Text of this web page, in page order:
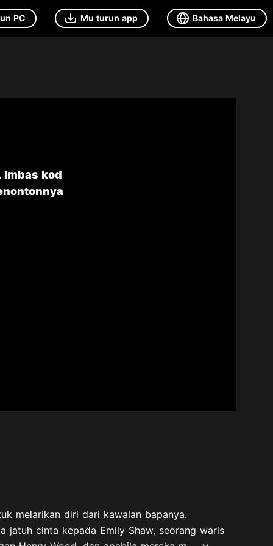
PC Mu turun app Bahasa Melayu
Imbas kod
melarikan diri dari kawalan bapanya.
jatuh cinta kepada Emily Shaw, seorang waris